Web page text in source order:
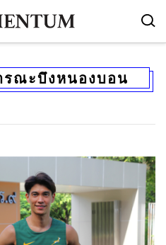
รณะบึงหนองบอน